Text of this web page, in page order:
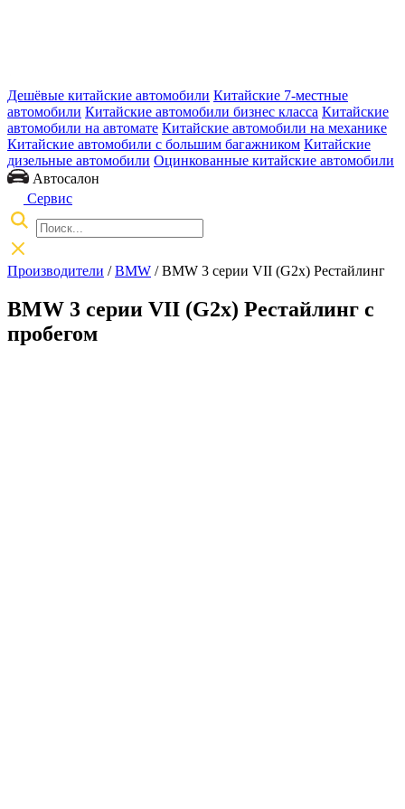
Дешёвые китайские автомобили Китайские 7-местные
автомобили Китайские автомобили бизнес класса Китайские
автомобили на автомате Китайские автомобили на механике
Китайские автомобили с большим багажником Китайские
дизельные автомобили Оцинкованные китайские автомобили
Автосалон
Сервис
Производители / BMW / BMW 3 серии VII (G2x) Рестайлинг
BMW 3 серии VII (G2x) Рестайлинг с
пробегом